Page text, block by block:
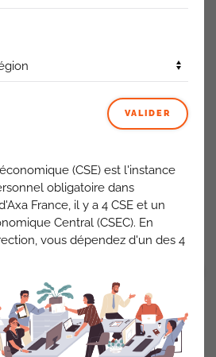
la Direction Epargne Retraite
malgré des résultats décevants
entraîné des pics d’activité
des renforts et un renforcement de
permis d’automatiser une partie
générant un gain de temps de
FRANCE
VALIDER
(CSE) est l'instance
obligatoire dans
France, il y a 4 CSE et un
Central (CSEC). En
vous dépendez d'un des 4